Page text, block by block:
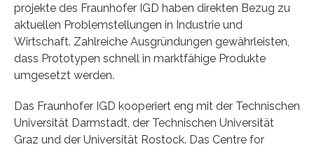
projekte des Fraunhofer IGD haben direkten Bezug zu
aktuellen Problemstellungen in Industrie und
Wirtschaft. Zahlreiche Ausgründungen gewährleisten,
dass Prototypen schnell in marktfähige Produkte
umgesetzt werden.
Das Fraunhofer IGD kooperiert eng mit der Technischen
Universität Darmstadt, der Technischen Universität
Graz und der Universität Rostock. Das Centre for